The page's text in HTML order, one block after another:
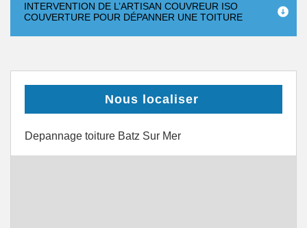
INTERVENTION DE L’ARTISAN COUVREUR ISO
COUVERTURE POUR DÉPANNER UNE TOITURE
Nous localiser
Depannage toiture Batz Sur Mer